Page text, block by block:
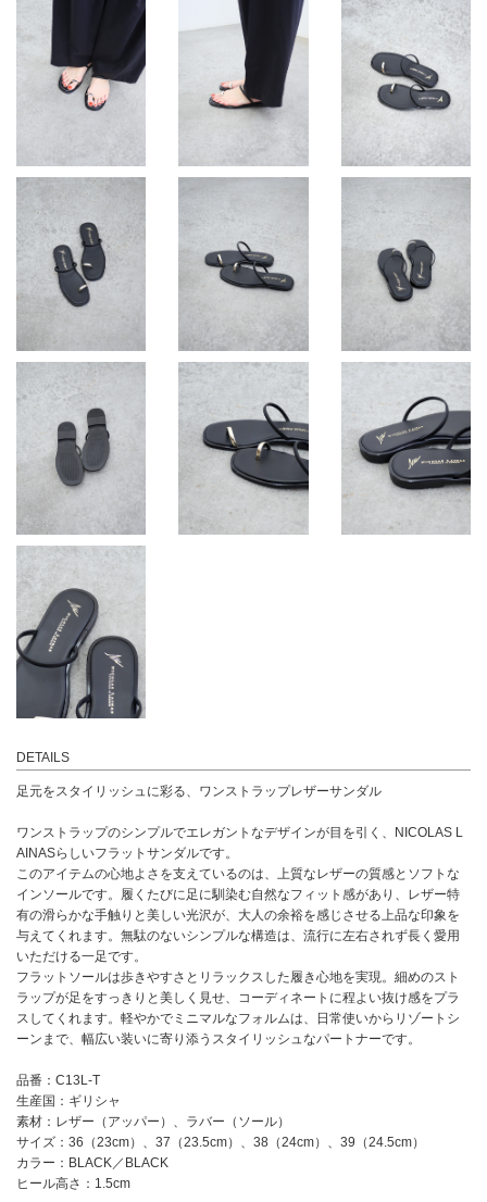
DETAILS
足元をスタイリッシュに彩る、ワンストラップレザーサンダル
ワンストラップのシンプルでエレガントなデザインが目を引く、NICOLAS L
AINASらしいフラットサンダルです。
このアイテムの心地よさを支えているのは、上質なレザーの質感とソフトな
インソールです。履くたびに足に馴染む自然なフィット感があり、レザー特
有の滑らかな手触りと美しい光沢が、大人の余裕を感じさせる上品な印象を
与えてくれます。無駄のないシンプルな構造は、流行に左右されず長く愛用
いただける一足です。
フラットソールは歩きやすさとリラックスした履き心地を実現。細めのスト
ラップが足をすっきりと美しく見せ、コーディネートに程よい抜け感をプラ
スしてくれます。軽やかでミニマルなフォルムは、日常使いからリゾートシ
ーンまで、幅広い装いに寄り添うスタイリッシュなパートナーです。
品番：C13L-T
生産国：ギリシャ
素材：レザー（アッパー）、ラバー（ソール）
サイズ：36（23cm）、37（23.5cm）、38（24cm）、39（24.5cm）
カラー：BLACK／BLACK
ヒール高さ：1.5cm